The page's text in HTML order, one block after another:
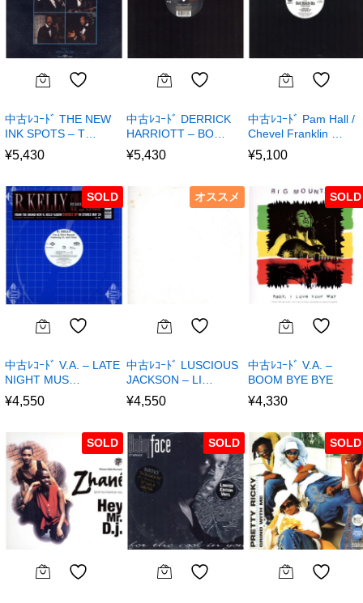
中古ﾚｺｰﾄﾞ THE NEW
INK SPOTS – T…
¥5,430
中古ﾚｺｰﾄﾞ DERRICK
HARRIOTT – BO…
¥5,430
中古ﾚｺｰﾄﾞ Pam Hall /
Chevel Franklin …
¥5,100
SOLD
中古ﾚｺｰﾄﾞ V.A. – LATE
NIGHT MUS…
¥4,550
オススメ
中古ﾚｺｰﾄﾞ LUSCIOUS
JACKSON – LI…
¥4,550
SOLD
中古ﾚｺｰﾄﾞ V.A. –
BOOM BYE BYE
¥4,330
SOLD SOLD SOLD